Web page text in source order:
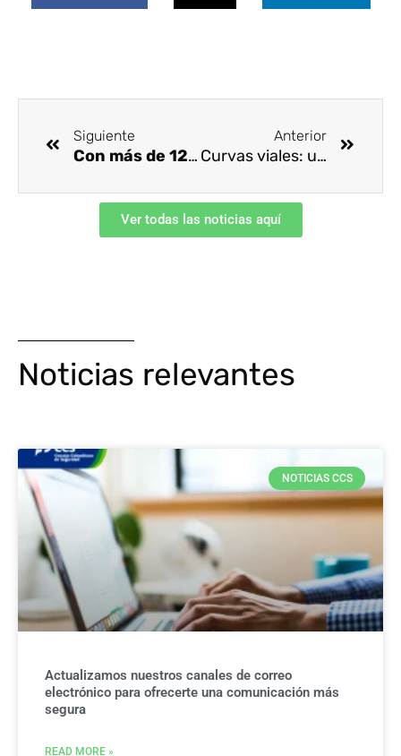
Siguiente
Con más de 120 asistentes culminó el Primer Congreso Regional de SST en Nariño
Anterior
Curvas viales: uno de los principales retos al volante
Ver todas las noticias aquí
Noticias relevantes
NOTICIAS CCS
Actualizamos nuestros canales de correo
electrónico para ofrecerte una comunicación más
segura
READ MORE »